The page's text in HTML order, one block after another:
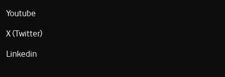
Youtube
X (Twitter)
Linkedin